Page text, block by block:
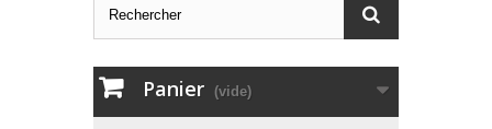
Panier (vide)